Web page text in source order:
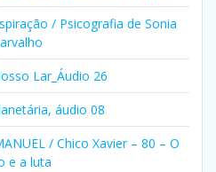
/ Psicografia de Sonia
Lar_Áudio 26
áudio 08
/ Chico Xavier – 80 – O
e a luta